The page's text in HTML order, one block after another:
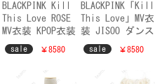
BLACKPINK Kill
This Love ROSE
MV衣装 KPOP衣装
Kポップ ダンス
服 仮装 ブラッ
sale ￥8580
BLACKPINK「Kill
This Love」MV衣
装 JISOO ダンス
服 KPOP衣装 Kポ
ップ 仮装 ブラ
sale ￥8580